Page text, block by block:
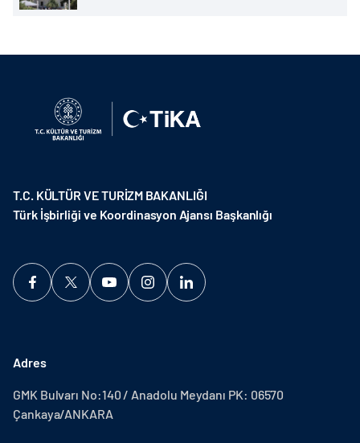
T.C. KÜLTÜR VE TURİZM BAKANLIĞI
Türk İşbirliği ve Koordinasyon Ajansı Başkanlığı
Adres
GMK Bulvarı No:140 / Anadolu Meydanı PK: 06570
Çankaya/ANKARA